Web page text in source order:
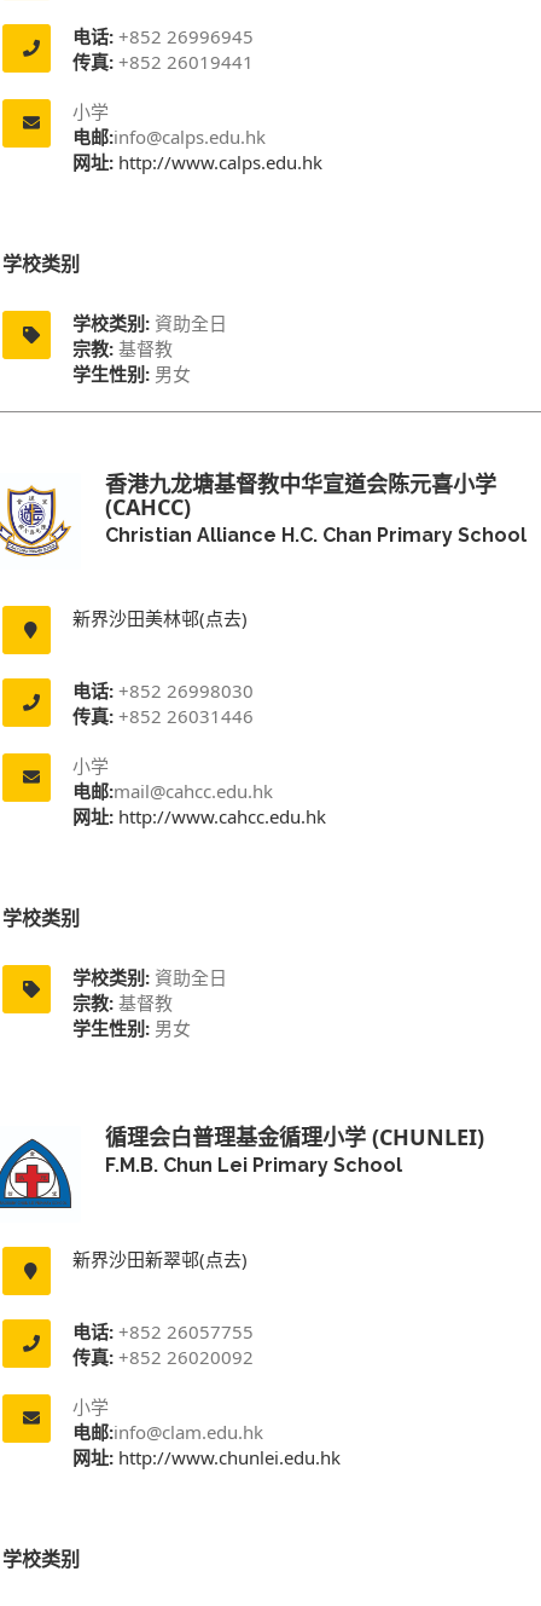
电话: +852 26996945
传真: +852 26019441
小学
电邮:info@calps.edu.hk
网址: http://www.calps.edu.hk
学校类别
学校类别: 資助全日
宗教: 基督教
学生性别: 男女
香港九龙塘基督教中华宣道会陈元喜小学
(CAHCC)
Christian Alliance H.C. Chan Primary School
新界沙田美林邨(点去)
电话: +852 26998030
传真: +852 26031446
小学
电邮:mail@cahcc.edu.hk
网址: http://www.cahcc.edu.hk
学校类别
学校类别: 資助全日
宗教: 基督教
学生性别: 男女
循理会白普理基金循理小学 (CHUNLEI)
F.M.B. Chun Lei Primary School
新界沙田新翠邨(点去)
电话: +852 26057755
传真: +852 26020092
小学
电邮:info@clam.edu.hk
网址: http://www.chunlei.edu.hk
学校类别